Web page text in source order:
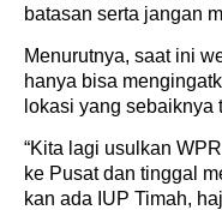
batasan serta jangan
Menurutnya, saat ini
hanya bisa
lokasi yang sebaiknya
“Kita lagi usulkan
ke Pusat dan tinggal
kan ada IUP Timah,